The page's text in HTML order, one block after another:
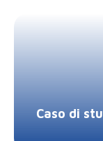
Caso di